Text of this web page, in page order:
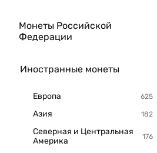
Монеты Российской
Федерации
Иностранные монеты
Европа
Азия
Северная и Центральная
Америка